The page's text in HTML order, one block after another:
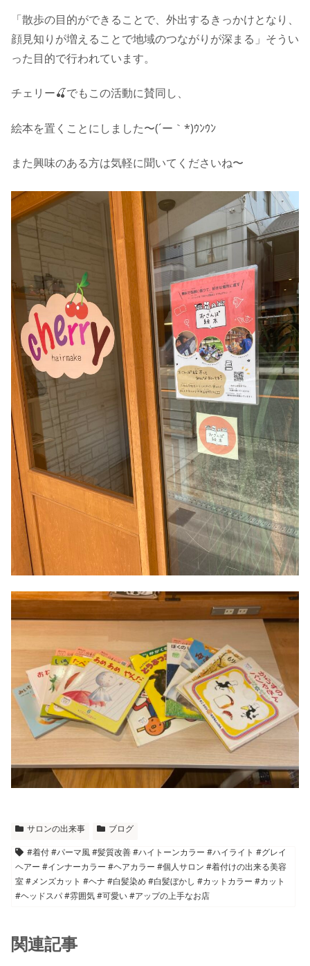
「散歩の目的ができることで、外出するきっかけとなり、
顔見知りが増えることで地域のつながりが深まる」そうい
った目的で行われています。
チェリー🍒でもこの活動に賛同し、
絵本を置くことにしました〜(´ー｀*)ｳﾝｳﾝ
また興味のある方は気軽に聞いてくださいね〜
サロンの出来事
ブログ
#着付 #パーマ風 #髪質改善 #ハイトーンカラー #ハイライト #グレイ
ヘアー #インナーカラー #ヘアカラー #個人サロン #着付けの出来る美容
室 #メンズカット #ヘナ #白髪染め #白髪ぼかし #カットカラー #カット
#ヘッドスパ #雰囲気 #可愛い #アップの上手なお店
関連記事